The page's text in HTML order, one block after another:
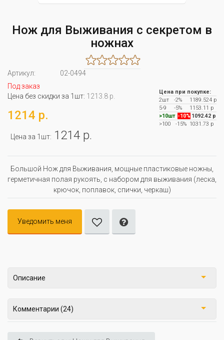
Нож для Выживания с секретом в
ножнах
Артикул:
02-0494
Под заказ
Цена без скидки за 1шт: 1213.8 р.
1214 р.
Цена за 1шт: 1214 р.
Цена при покупке:
2шт
-2%
1189.524 р
5-9
-5%
1153.11 р
>10шт -10% 1092.42 р
>100
-15% 1031.73 р
Большой Нож для Выживания, мощные пластиковые ножны,
герметичная полая рукоять, с набором для выживания (леска,
крючок, поплавок, спички, черкаш)
Уведомить меня
Описание
Комментарии (24)